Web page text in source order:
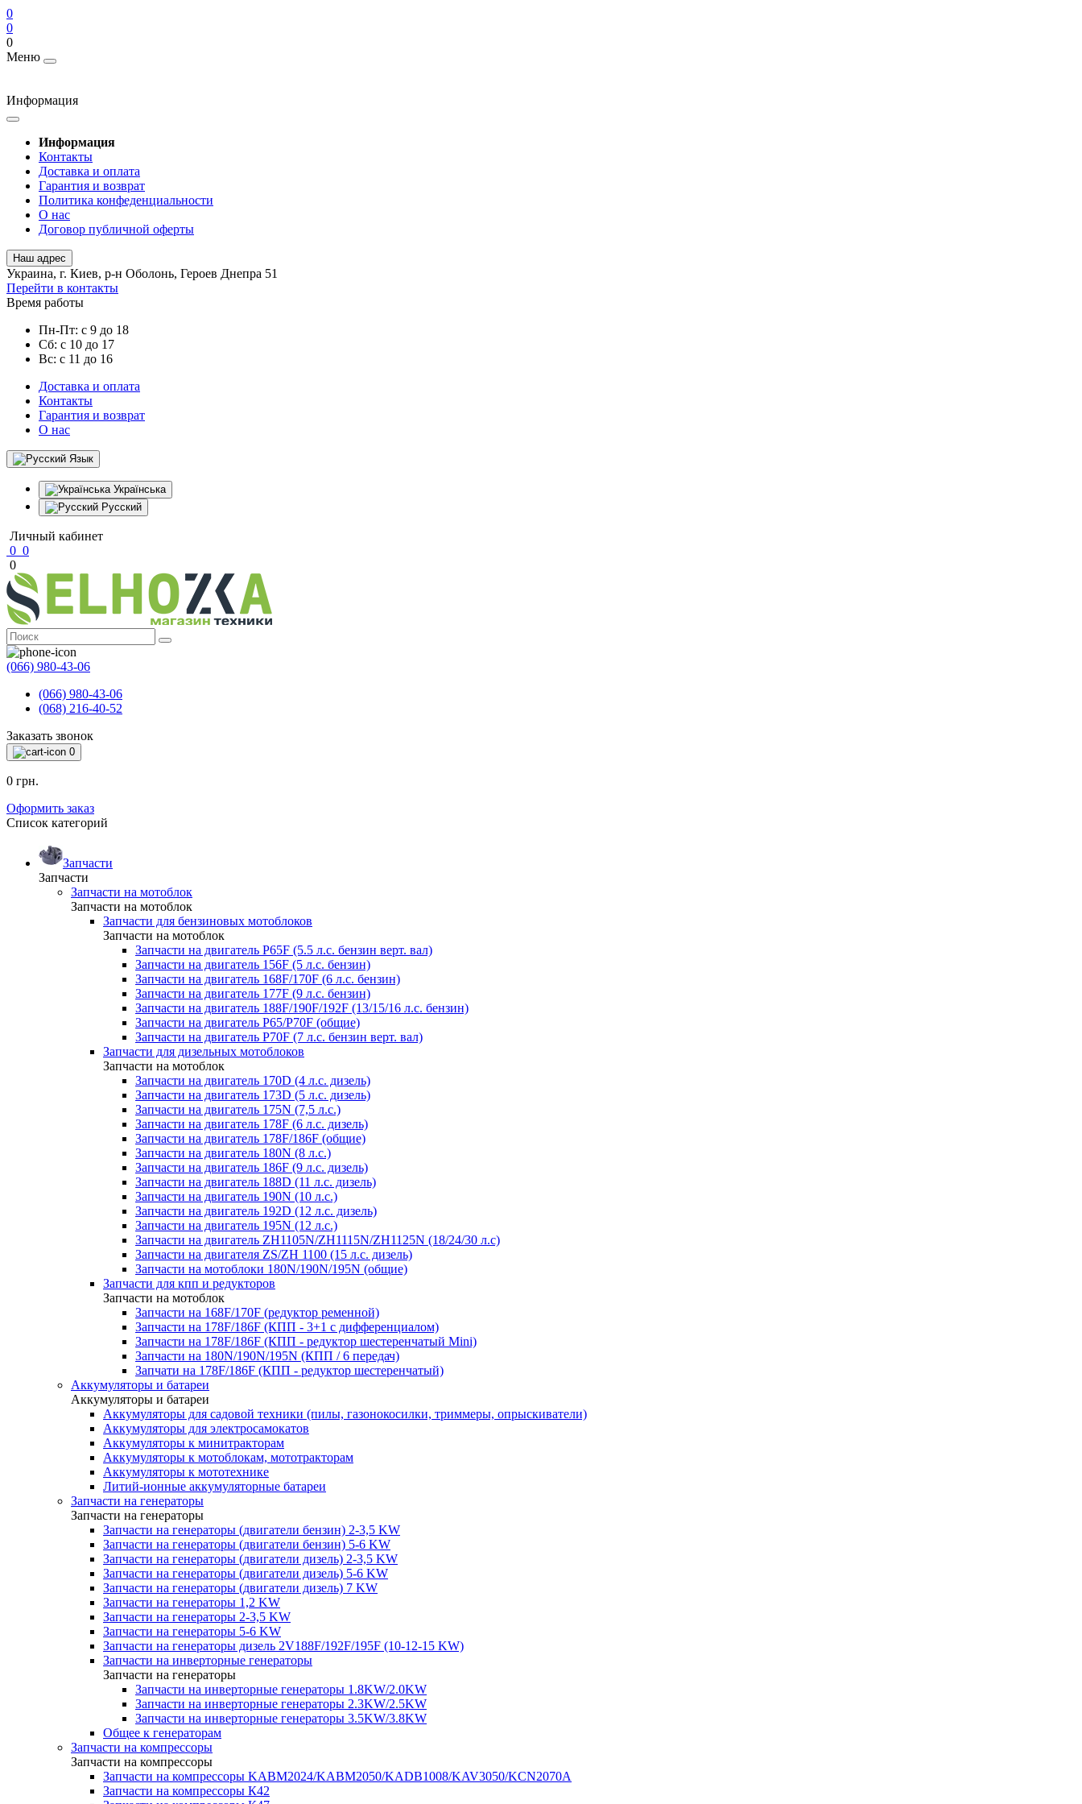
0
0
0
Меню
Информация
Информация
Контакты
Доставка и оплата
Гарантия и возврат
Политика конфеденциальности
О нас
Договор публичной оферты
Наш адрес
Украина, г. Киев, р-н Оболонь, Героев Днепра 51
Перейти в контакты
Время работы
Пн-Пт: с 9 до 18
Сб: с 10 до 17
Вс: с 11 до 16
Доставка и оплата
Контакты
Гарантия и возврат
О нас
Язык
Українська
Русский
Личный кабинет
0 0
0
(066) 980-43-06
(066) 980-43-06
(068) 216-40-52
Заказать звонок
0
0 грн.
Оформить заказ
Список категорий
Запчасти
Запчасти
Запчасти на мотоблок
Запчасти на мотоблок
Запчасти для бензиновых мотоблоков
Запчасти на мотоблок
Запчасти на двигатель P65F (5.5 л.с. бензин верт. вал)
Запчасти на двигатель 156F (5 л.с. бензин)
Запчасти на двигатель 168F/170F (6 л.с. бензин)
Запчасти на двигатель 177F (9 л.с. бензин)
Запчасти на двигатель 188F/190F/192F (13/15/16 л.с. бензин)
Запчасти на двигатель P65/P70F (общие)
Запчасти на двигатель P70F (7 л.с. бензин верт. вал)
Запчасти для дизельных мотоблоков
Запчасти на мотоблок
Запчасти на двигатель 170D (4 л.с. дизель)
Запчасти на двигатель 173D (5 л.с. дизель)
Запчасти на двигатель 175N (7,5 л.с.)
Запчасти на двигатель 178F (6 л.с. дизель)
Запчасти на двигатель 178F/186F (общие)
Запчасти на двигатель 180N (8 л.с.)
Запчасти на двигатель 186F (9 л.с. дизель)
Запчасти на двигатель 188D (11 л.с. дизель)
Запчасти на двигатель 190N (10 л.с.)
Запчасти на двигатель 192D (12 л.с. дизель)
Запчасти на двигатель 195N (12 л.с.)
Запчасти на двигатель ZH1105N/ZH1115N/ZH1125N (18/24/30 л.с)
Запчасти на двигателя ZS/ZH 1100 (15 л.с. дизель)
Запчасти на мотоблоки 180N/190N/195N (общие)
Запчасти для кпп и редукторов
Запчасти на мотоблок
Запчасти на 168F/170F (редуктор ременной)
Запчасти на 178F/186F (КПП - 3+1 с дифференциалом)
Запчасти на 178F/186F (КПП - редуктор шестеренчатый Mini)
Запчасти на 180N/190N/195N (КПП / 6 передач)
Запчати на 178F/186F (КПП - редуктор шестеренчатый)
Аккумуляторы и батареи
Аккумуляторы и батареи
Аккумуляторы для садовой техники (пилы, газонокосилки, триммеры, опрыскиватели)
Аккумуляторы для электросамокатов
Аккумуляторы к минитракторам
Аккумуляторы к мотоблокам, мототракторам
Аккумуляторы к мототехнике
Литий-ионные аккумуляторные батареи
Запчасти на генераторы
Запчасти на генераторы
Запчасти на генераторы (двигатели бензин) 2-3,5 KW
Запчасти на генераторы (двигатели бензин) 5-6 KW
Запчасти на генераторы (двигатели дизель) 2-3,5 KW
Запчасти на генераторы (двигатели дизель) 5-6 KW
Запчасти на генераторы (двигатели дизель) 7 KW
Запчасти на генераторы 1,2 KW
Запчасти на генераторы 2-3,5 KW
Запчасти на генераторы 5-6 KW
Запчасти на генераторы дизель 2V188F/192F/195F (10-12-15 KW)
Запчасти на инверторные генераторы
Запчасти на генераторы
Запчасти на инверторные генераторы 1.8KW/2.0KW
Запчасти на инверторные генераторы 2.3KW/2.5KW
Запчасти на инверторные генераторы 3.5KW/3.8KW
Общее к генераторам
Запчасти на компрессоры
Запчасти на компрессоры
Запчасти на компрессоры KABM2024/KABM2050/KADB1008/KAV3050/KCN2070A
Запчасти на компрессоры К42